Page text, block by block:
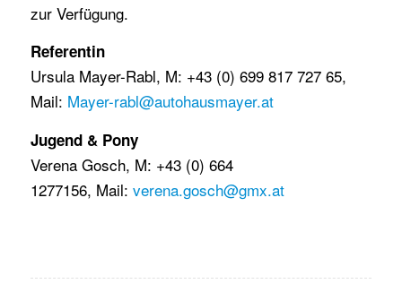
zur Verfügung.
Referentin
Ursula Mayer-Rabl, M: +43 (0) 699 817 727 65,
Mail: Mayer-rabl@autohausmayer.at
Jugend & Pony
Verena Gosch, M: +43 (0) 664
1277156, Mail: verena.gosch@gmx.at